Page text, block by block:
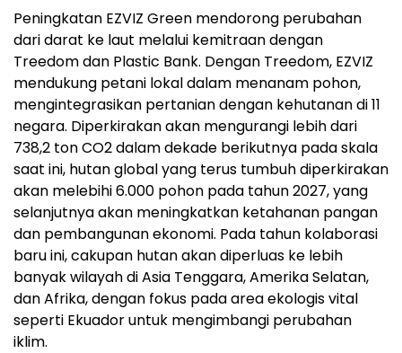
Peningkatan EZVIZ Green mendorong perubahan
dari darat ke laut melalui kemitraan dengan
Treedom dan Plastic Bank. Dengan Treedom, EZVIZ
mendukung petani lokal dalam menanam pohon,
mengintegrasikan pertanian dengan kehutanan di 11
negara. Diperkirakan akan mengurangi lebih dari
738,2 ton CO2dalam dekade berikutnya pada skala
saat ini, hutan global yang terus tumbuh diperkirakan
akan melebihi 6.000 pohon pada tahun 2027, yang
selanjutnya akan meningkatkan ketahanan pangan
dan pembangunan ekonomi. Pada tahun kolaborasi
baru ini, cakupan hutan akan diperluas ke lebih
banyak wilayah di Asia Tenggara, Amerika Selatan,
dan Afrika, dengan fokus pada area ekologis vital
seperti Ekuador untuk mengimbangi perubahan
iklim.